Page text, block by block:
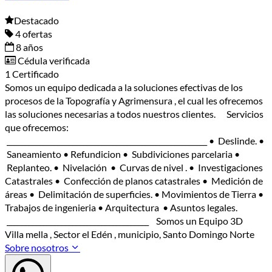
Destacado
4 ofertas
8 años
Cédula verificada
1 Certificado
Somos un equipo dedicada a la soluciones efectivas de los
procesos de la Topografía y Agrimensura , el cual les ofrecemos
las soluciones necesarias a todos nuestros clientes. Servicios
que ofrecemos:
_______________________________________________________ • Deslinde. •
Saneamiento • Refundicion • Subdiviciones parcelaria •
Replanteo. • Nivelación • Curvas de nivel . • Investigaciones
Catastrales • Confección de planos catastrales • Medición de
áreas • Delimitación de superficies. • Movimientos de Tierra •
Trabajos de ingenieria • Arquitectura • Asuntos legales.
_______________________________________ Somos un Equipo 3D
Villa mella , Sector el Edén , municipio, Santo Domingo Norte
Sobre nosotros